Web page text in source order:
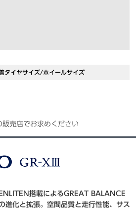
タイヤサイズ/ホイールサイズ
売店でお求めください
ENLITEN搭載によるGREAT BALANCE
進化と拡張。空間品質と走行性能、サス